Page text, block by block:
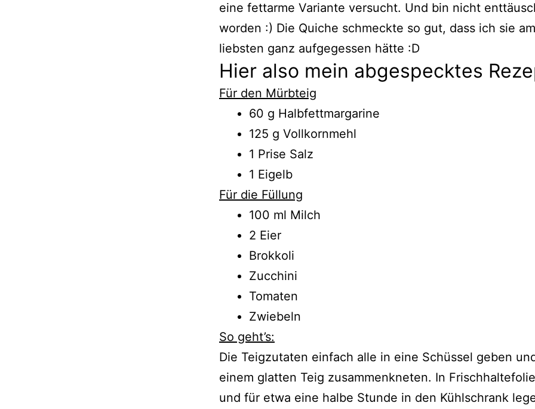
eine fettarme Variante versucht. Und bin nicht
worden :) Die Quiche schmeckte so gut, dass ich sie am
liebsten ganz aufgegessen hätte :D
Hier also mein abgespecktes
Für den Mürbteig
60 g Halbfettmargarine
125 g Vollkornmehl
1 Prise Salz
1 Eigelb
Für die Füllung
100 ml Milch
2 Eier
Brokkoli
Zucchini
Tomaten
Zwiebeln
So geht’s:
Die Teigzutaten einfach alle in eine Schüssel geben
einem glatten Teig zusammenkneten. In
und für etwa eine halbe Stunde in den Kühlschrank